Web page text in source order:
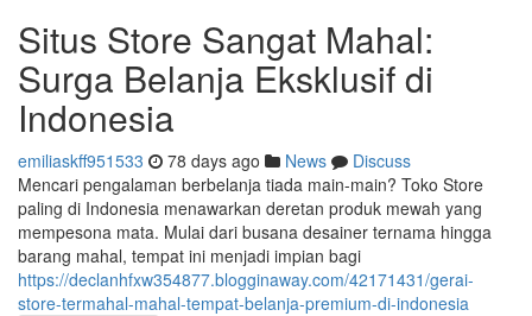
Situs Store Sangat Mahal:
Surga Belanja Eksklusif di
Indonesia
emiliaskff951533 78 days ago News
Discuss
Mencari pengalaman berbelanja tiada main-main? Toko Store
paling di Indonesia menawarkan deretan produk mewah yang
mempesona mata. Mulai dari busana desainer ternama hingga
barang mahal, tempat ini menjadi impian bagi
https://declanhfxw354877.blogginaway.com/42171431/gerai-
store-termahal-mahal-tempat-belanja-premium-di-indonesia